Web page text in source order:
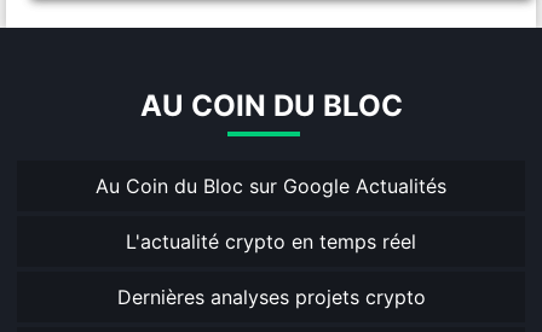
AU COIN DU BLOC
Au Coin du Bloc sur Google Actualités
L'actualité crypto en temps réel
Dernières analyses projets crypto